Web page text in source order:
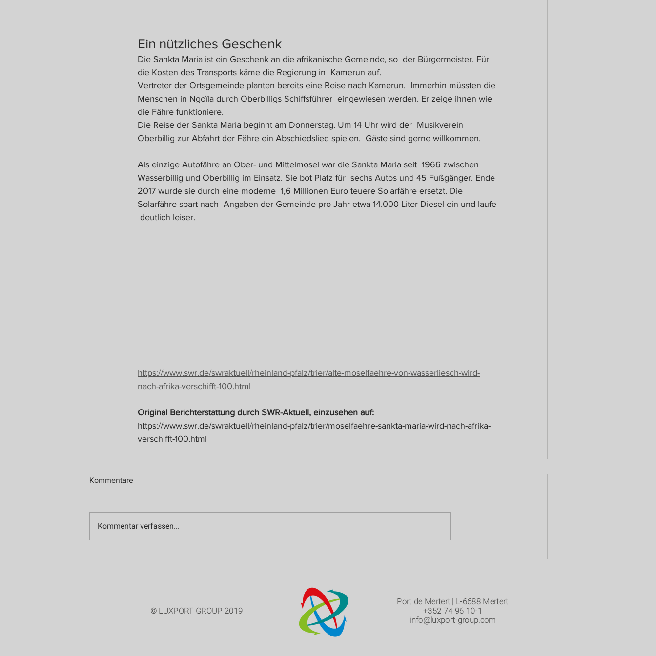
Ein nützliches Geschenk
Die Sankta Maria ist ein Geschenk an die afrikanische Gemeinde, so  der Bürgermeister. Für
die Kosten des Transports käme die Regierung in  Kamerun auf.
Vertreter der Ortsgemeinde planten bereits eine Reise nach Kamerun.  Immerhin müssten die
Menschen in Ngoïla durch Oberbilligs Schiffsführer  eingewiesen werden. Er zeige ihnen wie
die Fähre funktioniere.
Die Reise der Sankta Maria beginnt am Donnerstag. Um 14 Uhr wird der  Musikverein
Oberbillig zur Abfahrt der Fähre ein Abschiedslied spielen.  Gäste sind gerne willkommen.
Als einzige Autofähre an Ober- und Mittelmosel war die Sankta Maria seit  1966 zwischen
Wasserbillig und Oberbillig im Einsatz. Sie bot Platz für  sechs Autos und 45 Fußgänger. Ende
2017 wurde sie durch eine moderne  1,6 Millionen Euro teuere Solarfähre ersetzt. Die
Solarfähre spart nach  Angaben der Gemeinde pro Jahr etwa 14.000 Liter Diesel ein und laufe
deutlich leiser.
https://www.swr.de/swraktuell/rheinland-pfalz/trier/alte-moselfaehre-von-wasserliesch-wird-
nach-afrika-verschifft-100.html
Original Berichterstattung durch SWR-Aktuell, einzusehen auf:
https://www.swr.de/swraktuell/rheinland-pfalz/trier/moselfaehre-sankta-maria-wird-nach-afrika-
verschifft-100.html
Kommentare
Kommentar verfassen...
Port de Mertert | L-6688 Mertert
+352 74 96 10-1
info@luxport-group.com
© LUXPORT GROUP 2019